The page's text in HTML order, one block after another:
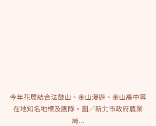
今年花展結合法鼓山、金山漫遊、金山高中等
在地知名地標及團隊。圖／新北市政府農業
局...